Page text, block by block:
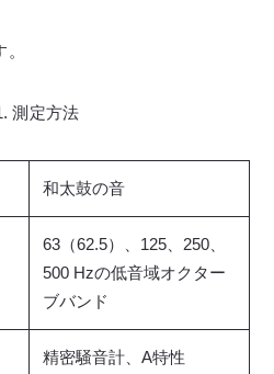
測定方法
和太鼓の音
63（62.5）、125、250、
500 Hzの低音域オクター
ブバンド
精密騒音計、A特性